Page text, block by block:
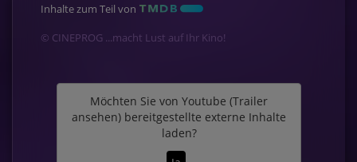
Inhalte zum Teil von
© CINEPROG ...macht Lust auf Ihr Kino!
Möchten Sie von Youtube (Trailer
ansehen) bereitgestellte externe Inhalte
laden?